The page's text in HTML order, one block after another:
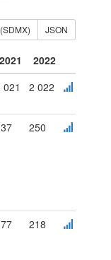
JSON
2021
2022
021 2 022
250
218